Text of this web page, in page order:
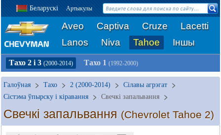
Беларускі Артыкулы
Aveo Captiva Cruze
Lacetti
Lanos
Niva Tahoe Іншы
Тахо 2 і 3 (2000-2014) Тахо 1 (1992-2000)
Галоўная Тахо 2 (2000-2014)
Сілавы агрэгат
Сістэма ўпырску і кіравання
Свечкі запальвання
Свечкі запальвання (Chevrolet Tahoe 2)